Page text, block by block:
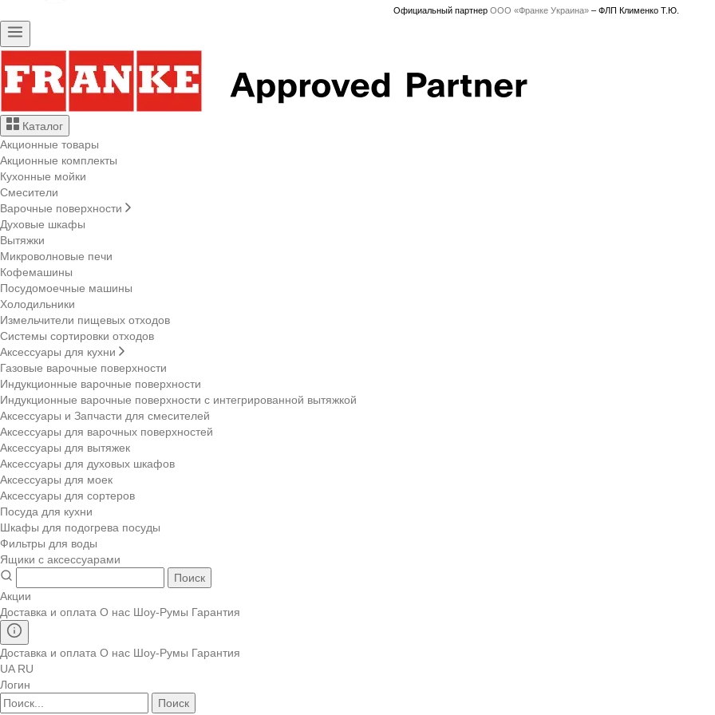
Официальный партнер ООО «Франке Украина» – ФЛП Клименко Т.Ю.
Каталог
Акционные товары
Акционные комплекты
Кухонные мойки
Смесители
Варочные поверхности
Духовые шкафы
Вытяжки
Микроволновые печи
Кофемашины
Посудомоечные машины
Холодильники
Измельчители пищевых отходов
Системы сортировки отходов
Аксессуары для кухни
Газовые варочные поверхности
Индукционные варочные поверхности
Индукционные варочные поверхности с интегрированной вытяжкой
Аксессуары и Запчасти для смесителей
Аксессуары для варочных поверхностей
Аксессуары для вытяжек
Аксессуары для духовых шкафов
Аксессуары для моек
Аксессуары для сортеров
Посуда для кухни
Шкафы для подогрева посуды
Фильтры для воды
Ящики с аксессуарами
Поиск
Акции
Доставка и оплата О нас Шоу-Румы Гарантия
Доставка и оплата О нас Шоу-Румы Гарантия
UA RU
Логин
Поиск